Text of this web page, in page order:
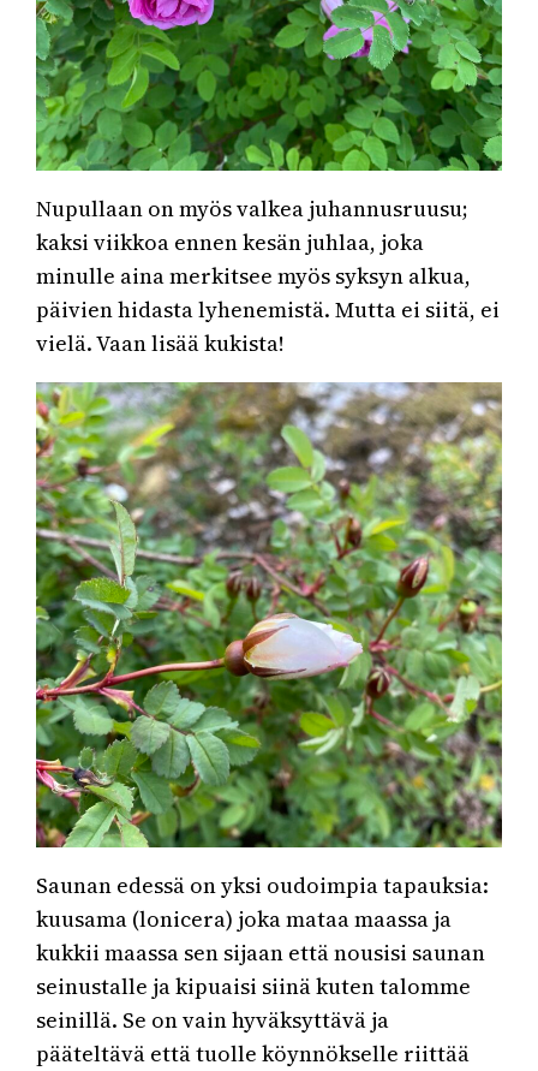
Nupullaan on myös valkea juhannusruusu;
kaksi viikkoa ennen kesän juhlaa, joka
minulle aina merkitsee myös syksyn alkua,
päivien hidasta lyhenemistä. Mutta ei siitä, ei
vielä. Vaan lisää kukista!
Saunan edessä on yksi oudoimpia tapauksia:
kuusama (lonicera) joka mataa maassa ja
kukkii maassa sen sijaan että nousisi saunan
seinustalle ja kipuaisi siinä kuten talomme
seinillä. Se on vain hyväksyttävä ja
pääteltävä että tuolle köynnökselle riittää